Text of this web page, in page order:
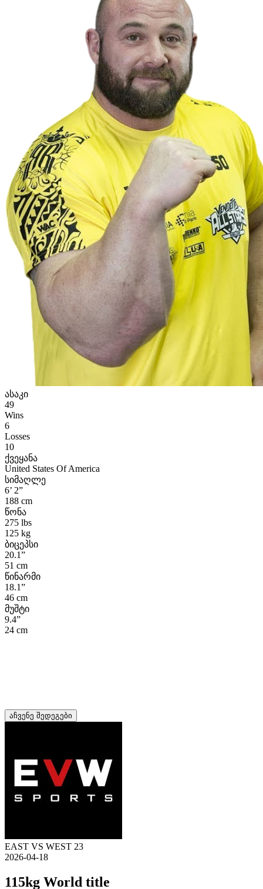
ასაკი
49
Wins
6
Losses
10
ქვეყანა
United States Of America
სიმაღლე
6’ 2”
188 cm
წონა
275 lbs
125 kg
ბიცეპსი
20.1”
51 cm
წინარმი
18.1”
46 cm
მუშტი
9.4”
24 cm
აჩვენე შედეგები
EAST VS WEST 23
2026-04-18
115kg World title